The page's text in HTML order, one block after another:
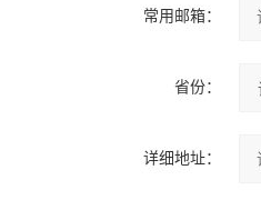
常用邮箱：
省份：
详细地址：